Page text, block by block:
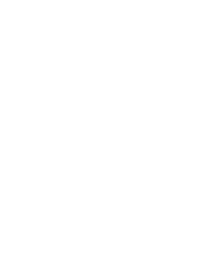
Du som är Menigo-